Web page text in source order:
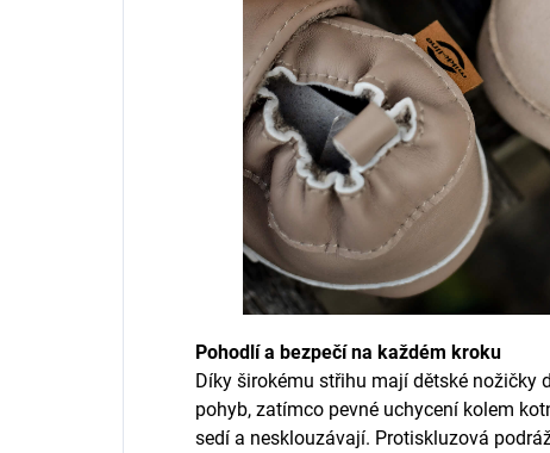
Pohodlí a bezpečí na každém kroku
Díky širokému střihu mají dětské nožičky
pohyb, zatímco pevné uchycení kolem
sedí a nesklouzávají. Protiskluzová